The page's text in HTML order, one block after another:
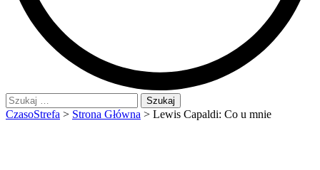
Szukaj:
CzasoStrefa > Strona Główna > Lewis Capaldi: Co u mnie